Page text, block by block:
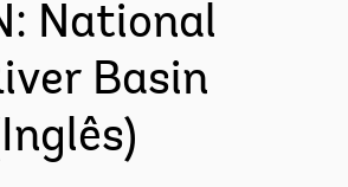
National
Basin